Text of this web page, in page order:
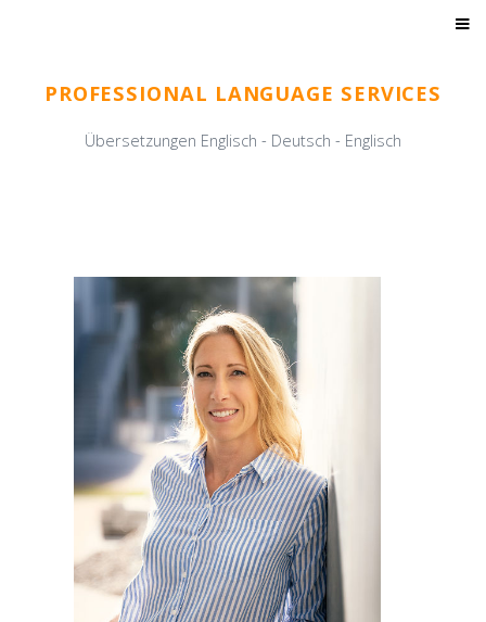
PROFESSIONAL LANGUAGE SERVICES
Übersetzungen Englisch - Deutsch - Englisch